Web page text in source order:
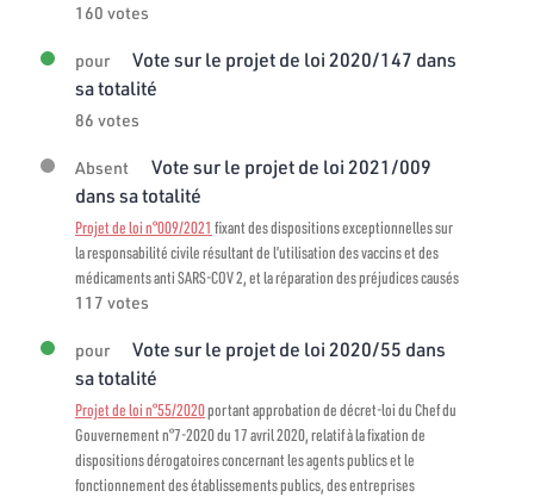
160 votes
pour
Vote sur le projet de loi 2020/147 dans
sa totalité
86 votes
Absent
Vote sur le projet de loi 2021/009
dans sa totalité
Projet de loi n°009/2021 fixant des dispositions exceptionnelles sur
la responsabilité civile résultant de l’utilisation des vaccins et des
médicaments anti SARS-COV 2, et la réparation des préjudices causés
117 votes
pour
Vote sur le projet de loi 2020/55 dans
sa totalité
Projet de loi n°55/2020portant approbation de décret-loi du Chef du
Gouvernement n°7-2020 du 17 avril 2020, relatif à la fixation de
dispositions dérogatoires concernant les agents publics et le
fonctionnement des établissements publics, des entreprises